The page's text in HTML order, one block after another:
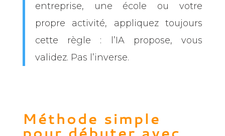
entreprise, une école ou votre
propre activité, appliquez toujours
cette règle : l’IA propose, vous
validez. Pas l’inverse.
Méthode simple